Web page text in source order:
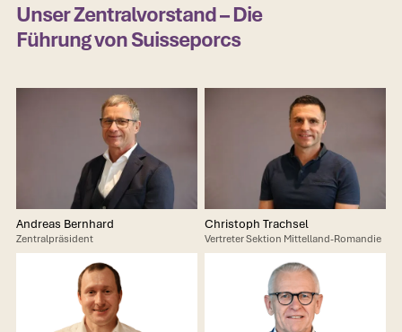
Unser Zentralvorstand – Die
Führung von Suisseporcs
Andreas Bernhard
Zentralpräsident
Christoph Trachsel
Vertreter Sektion Mittelland-Romandie